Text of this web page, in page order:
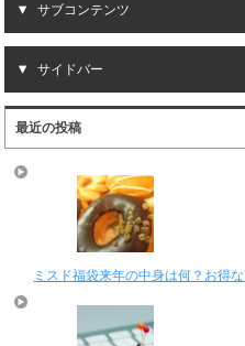
サブコンテンツ
サイドバー
最近の投稿
ミスド福袋来年の中身は何？お得